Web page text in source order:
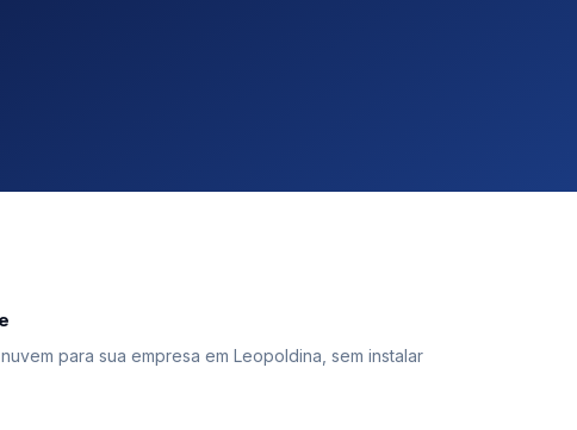
para sua empresa em Leopoldina, sem instalar